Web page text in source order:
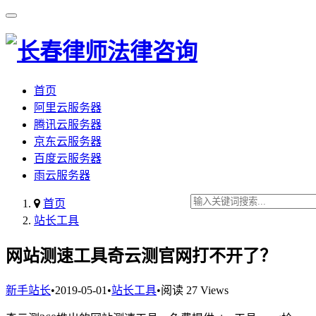
首页
阿里云服务器
腾讯云服务器
京东云服务器
百度云服务器
雨云服务器
首页
站长工具
网站测速工具奇云测官网打不开了？
新手站长•2019-05-01 •站长工具•阅读 27 Views